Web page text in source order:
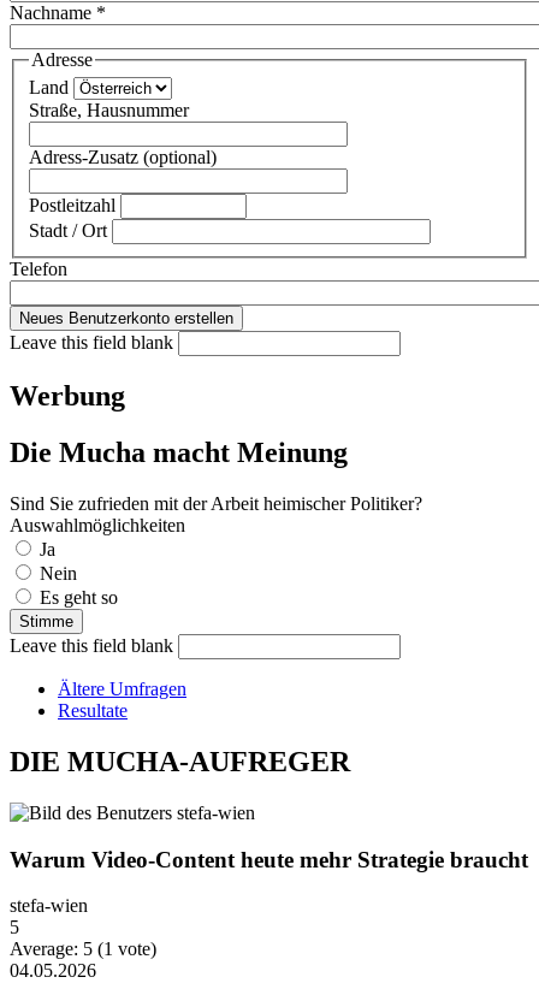
Nachname *
Adresse
Land
Straße, Hausnummer
Adress-Zusatz (optional)
Postleitzahl
Stadt / Ort
Telefon
Leave this field blank
Werbung
Die Mucha macht Meinung
Sind Sie zufrieden mit der Arbeit heimischer Politiker?
Auswahlmöglichkeiten
Ja
Nein
Es geht so
Leave this field blank
Ältere Umfragen
Resultate
DIE MUCHA-AUFREGER
Warum Video-Content heute mehr Strategie braucht
stefa-wien
5
Average: 5 (1 vote)
04.05.2026